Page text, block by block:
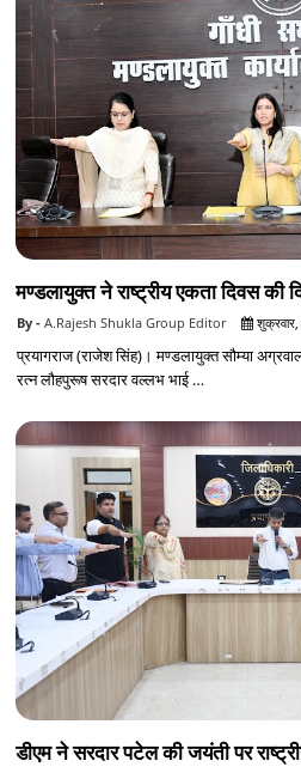
मण्डलायुक्त ने राष्ट्रीय एकता दिवस की
A.Rajesh Shukla Group Editor
प्रयागराज (राजेश सिंह)। मण्डलायुक्त सौम्या
रत्न लौहपुरूष सरदार वल्लभ भाई …
डीएम ने सरदार पटेल की जयंती पर